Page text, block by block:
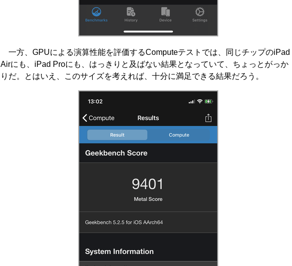
一方、GPUによる演算性能を評価するComputeテストでは、同じチップのiPad
Airにも、iPad Proにも、はっきりと及ばない結果となっていて、ちょっとがっか
りだ。とはいえ、このサイズを考えれば、十分に満足できる結果だろう。